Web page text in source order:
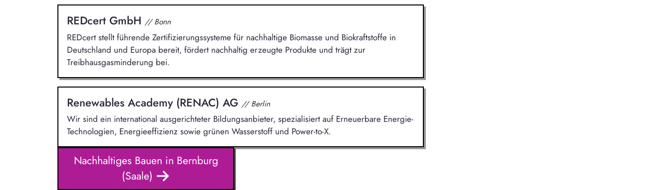
REDcert GmbH // Bonn
REDcert stellt führende Zertifizierungssysteme für nachhaltige Biomasse und Biokraftstoffe in
Deutschland und Europa bereit, fördert nachhaltig erzeugte Produkte und trägt zur
Treibhausgasminderung bei.
Renewables Academy (RENAC) AG // Berlin
Wir sind ein international ausgerichteter Bildungsanbieter, spezialisiert auf Erneuerbare Energie-
Technologien, Energieeffizienz sowie grünen Wasserstoff und Power-to-X.
Nachhaltiges Bauen in Bernburg
(Saale)